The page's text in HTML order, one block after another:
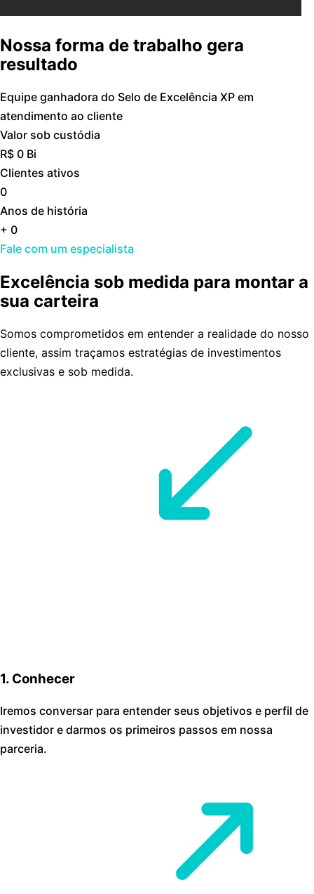
Nossa forma de trabalho gera
resultado
Equipe ganhadora do Selo de Excelência XP em
atendimento ao cliente
Valor sob custódia
R$ 0 Bi
Clientes ativos
0
Anos de história
+ 0
Fale com um especialista
Excelência sob medida para montar a
sua carteira
Somos comprometidos em entender a realidade do nosso
cliente, assim traçamos estratégias de investimentos
exclusivas e sob medida.
1. Conhecer
Iremos conversar para entender seus objetivos e perfil de
investidor e darmos os primeiros passos em nossa
parceria.